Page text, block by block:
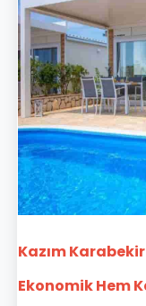
Kazım
Ekonomik Hem